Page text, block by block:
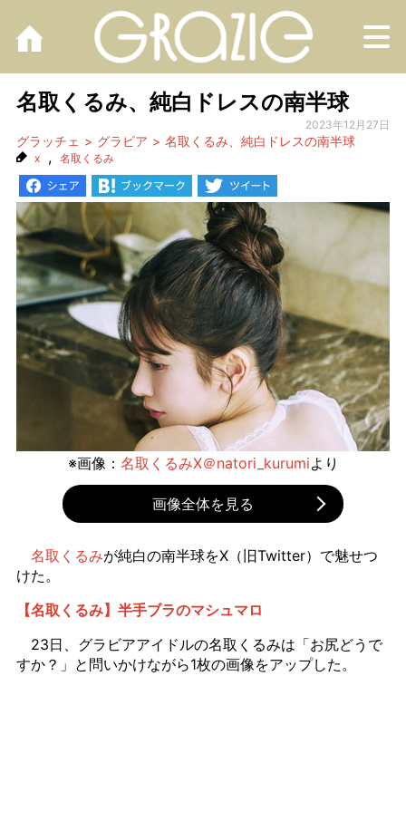
名取くるみ、純白ドレスの南半球
2023年12月27日
グラッチェ グラビア 名取くるみ、純白ドレスの南半球
x , 名取くるみ
※画像： 名取くるみX＠natori_kurumiより
画像全体を見る
名取くるみが純白の南半球をX（旧Twitter）で魅せつ
けた。
【名取くるみ】半手ブラのマシュマロ
23日、グラビアアイドルの名取くるみは「お尻どうで
すか？」と問いかけながら1枚の画像をアップした。